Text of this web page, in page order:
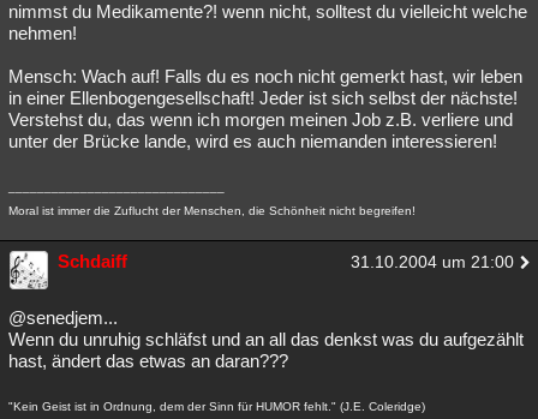
nimmst du Medikamente?! wenn nicht, solltest du vielleicht welche
nehmen!
Mensch: Wach auf! Falls du es noch nicht gemerkt hast, wir leben
in einer Ellenbogengesellschaft! Jeder ist sich selbst der nächste!
Verstehst du, das wenn ich morgen meinen Job z.B. verliere und
unter der Brücke lande, wird es auch niemanden interessieren!
Moral ist immer die Zuflucht der Menschen, die Schönheit nicht begreifen!
Schdaiff 31.10.2004 um 21:00
@senedjem...
Wenn du unruhig schläfst und an all das denkst was du aufgezählt
hast, ändert das etwas an daran???
"Kein Geist ist in Ordnung, dem der Sinn für HUMOR fehlt." (J.E. Coleridge)